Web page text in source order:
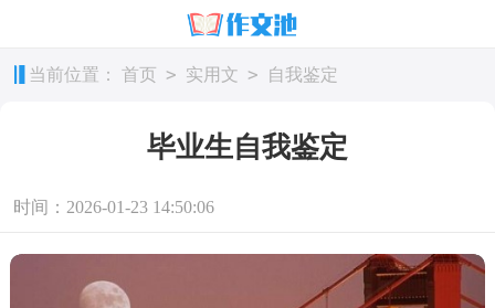
当前位置： 首页 > 实用文 > 自我鉴定
毕业生自我鉴定
时间：2026-01-23 14:50:06